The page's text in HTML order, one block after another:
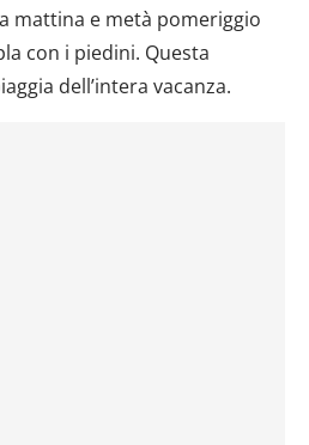
mattina e metà pomeriggio
con i piedini. Questa
dell’intera vacanza.